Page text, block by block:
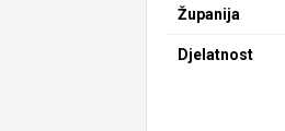
Županija
Djelatnost